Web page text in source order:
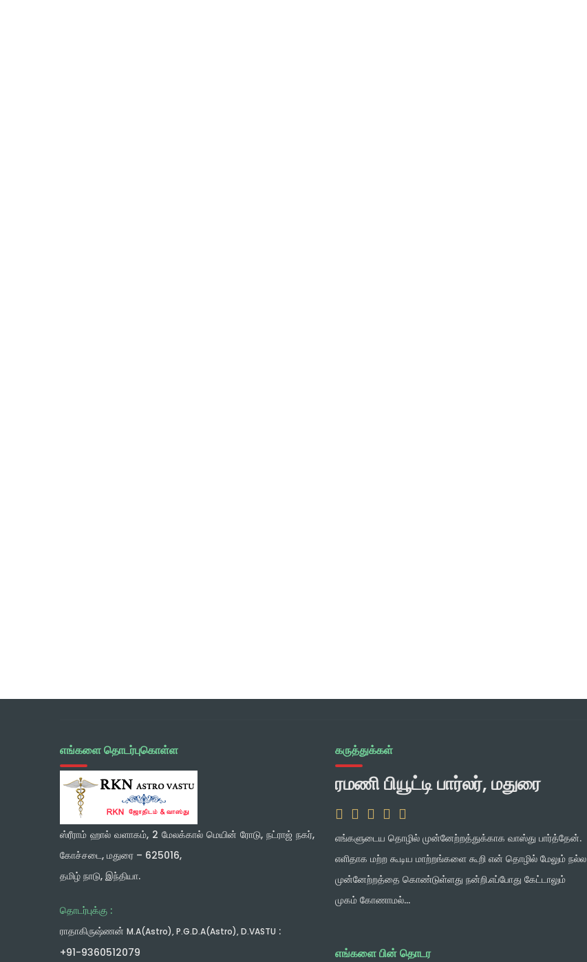
எங்களை தொடர்புகொள்ள
ஸ்ரீராம் ஹால் வளாகம், 2 மேலக்கால் மெயின் ரோடு, நட்ராஜ் நகர்,
கோச்சடை, மதுரை – 625016,
தமிழ் நாடு, இந்தியா.
தொடர்புக்கு :
ராதாகிருஷ்ணன் M.A(Astro), P.G.D.A(Astro), D.VASTU :
+91-9360512079
கருத்துக்கள்
ரமணி பியூட்டி பார்லர், மதுரை
எங்களுடைய தொழில் முன்னேற்றத்துக்காக வாஸ்து பார்த்தேன்.
எளிதாக மற்ற கூடிய மாற்றங்களை கூறி என் தொழில் மேலும் நல்ல
முன்னேற்றத்தை கொண்டுள்ளது நன்றி.எப்போது கேட்டாலும்
முகம் கோணாமல்...
மகேஸ்வரன், மதுரை – தமிழ்நாடு –
இந்தியா
எங்களது வீடு பல இன்னல்களுடன் இருந்தது. அருகில்
உள்ளவர்கள் இந்த வீட்டில் வாஸ்து குறைபாடு உள்ளது என
கூறினார்கள். அப்பொழுது விசாரித்ததில் RKN Astro Vastu
எங்களை பின் தொடர